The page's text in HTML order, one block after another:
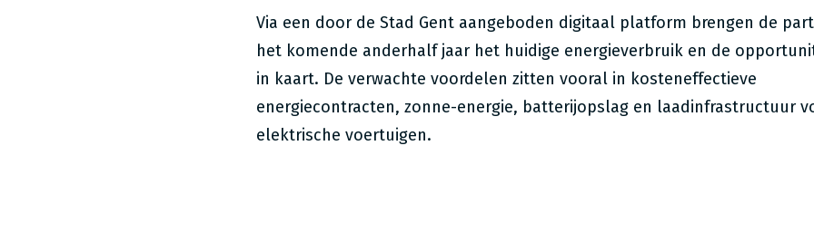
Via een door de Stad Gent aangeboden digitaal platform brengen de
het komende anderhalf jaar het huidige energieverbruik en de
in kaart. De verwachte voordelen zitten vooral in kosteneffectieve
energiecontracten, zonne-energie, batterijopslag en laadinfrastructuur
elektrische voertuigen.